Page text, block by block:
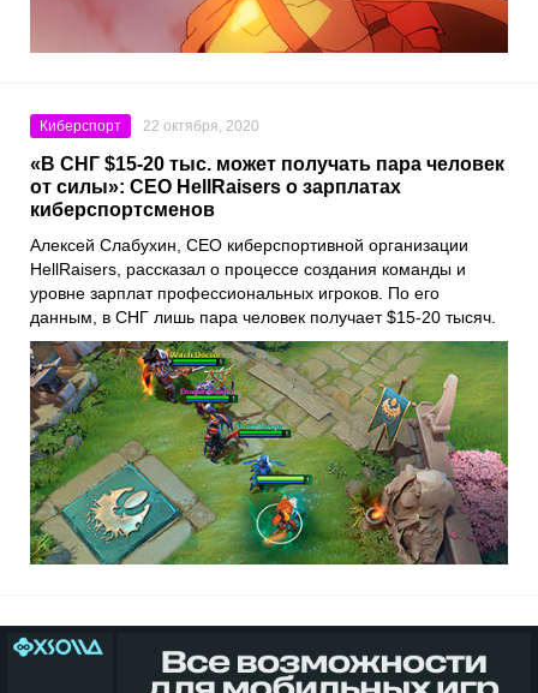
Киберспорт 22 октября, 2020
«В СНГ $15-20 тыс. может получать пара человек
от силы»: CEO HellRaisers о зарплатах
киберспортсменов
Алексей Слабухин, CEO киберспортивной организации
HellRaisers, рассказал о процессе создания команды и
уровне зарплат профессиональных игроков. По его
данным, в СНГ лишь пара человек получает $15-20 тысяч.